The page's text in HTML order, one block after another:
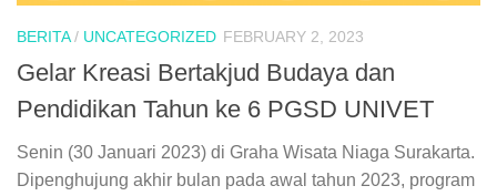
BERITA/ UNCATEGORIZED FEBRUARY 2, 2023
Gelar Kreasi Bertakjud Budaya dan
Pendidikan Tahun ke 6 PGSD UNIVET
Senin (30 Januari 2023) di Graha Wisata Niaga Surakarta.
Dipenghujung akhir bulan pada awal tahun 2023, program